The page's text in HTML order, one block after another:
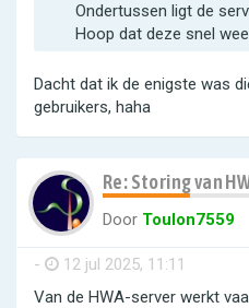
Ondertussen ligt de
Hoop dat deze snel
Dacht dat ik de enigste was
gebruikers, haha
Re: Storing van
Door Toulon7559
- 12 jul 2025, 11:11
Van de HWA-server werkt